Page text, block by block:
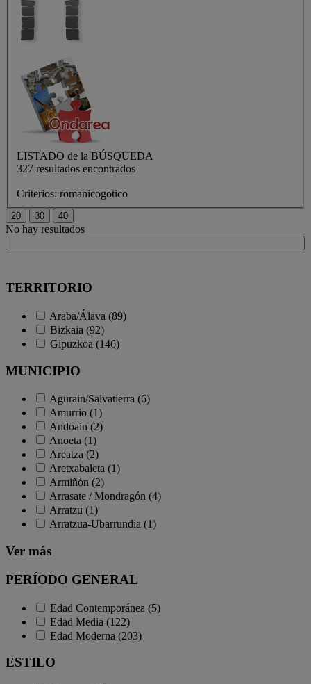
LISTADO de la BÚSQUEDA
327 resultados encontrados
Criterios: romanicogotico
No hay resultados
TERRITORIO
Araba/Álava (89)
Bizkaia (92)
Gipuzkoa (146)
MUNICIPIO
Agurain/Salvatierra (6)
Amurrio (1)
Andoain (2)
Anoeta (1)
Areatza (2)
Aretxabaleta (1)
Armiñón (2)
Arrasate / Mondragón (4)
Arratzu (1)
Arratzua-Ubarrundia (1)
Ver más
PERÍODO GENERAL
Edad Contemporánea (5)
Edad Media (122)
Edad Moderna (203)
ESTILO